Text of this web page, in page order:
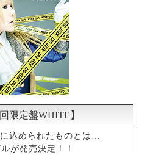
限定盤WHITE】
込められたものとは…
が発売決定！！